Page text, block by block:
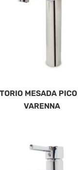
MESADA
VARENNA